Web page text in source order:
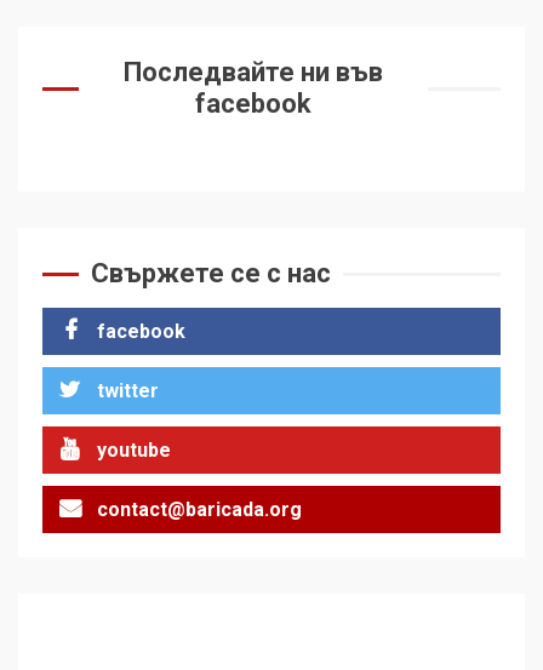
Последвайте ни във
facebook
Свържете се с нас
facebook
twitter
youtube
contact@baricada.org